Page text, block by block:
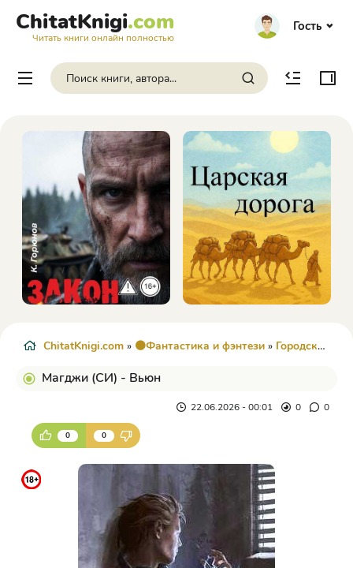
ChitatKnigi.com
Читать книги онлайн полностью
Гость
ChitatKnigi.com » 🟠Фантастика и фэнтези » Городское фентези
Магджи (СИ) - Вьюн
22.06.2026 - 00:01 0 0
0 0